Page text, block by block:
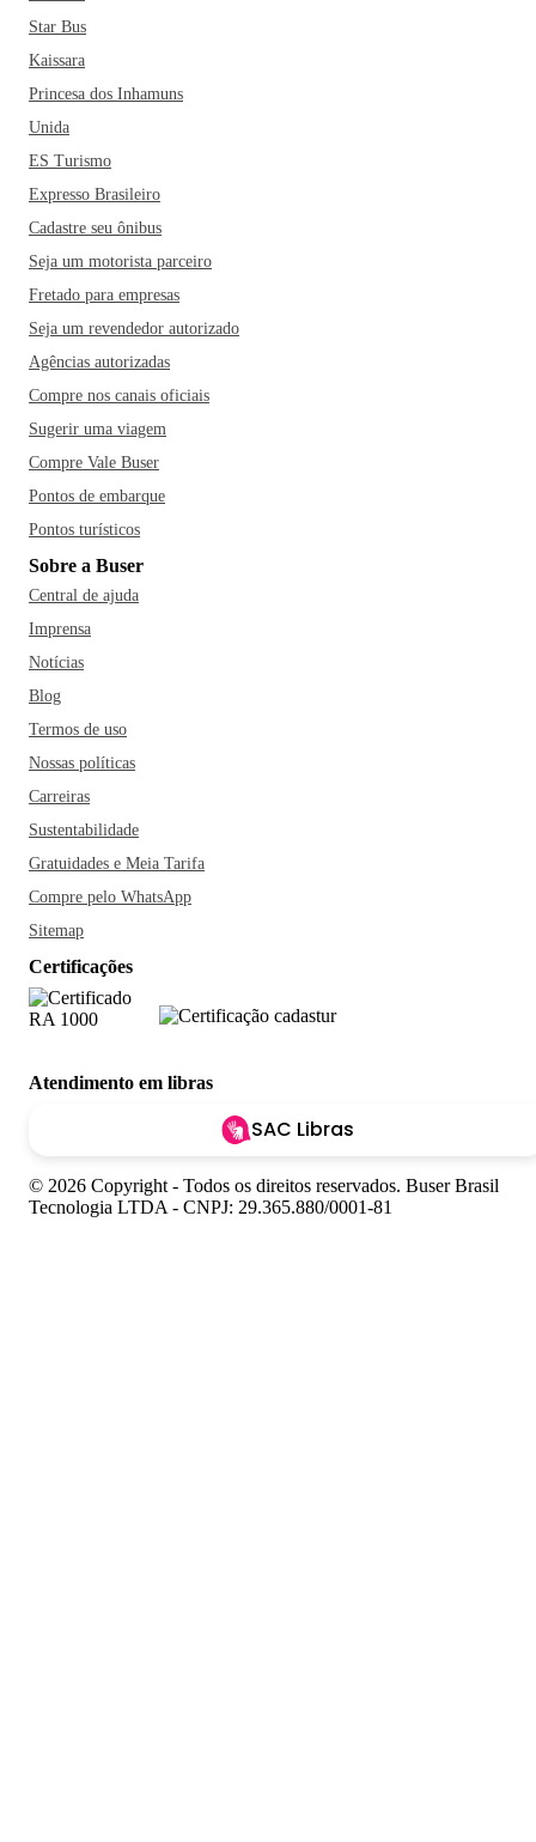
Star Bus
Kaissara
Princesa dos Inhamuns
Unida
ES Turismo
Expresso Brasileiro
Cadastre seu ônibus
Seja um motorista parceiro
Fretado para empresas
Seja um revendedor autorizado
Agências autorizadas
Compre nos canais oficiais
Sugerir uma viagem
Compre Vale Buser
Pontos de embarque
Pontos turísticos
Sobre a Buser
Central de ajuda
Imprensa
Notícias
Blog
Termos de uso
Nossas políticas
Carreiras
Sustentabilidade
Gratuidades e Meia Tarifa
Compre pelo WhatsApp
Sitemap
Certificações
Atendimento em libras
SAC Libras
© 2026 Copyright - Todos os direitos reservados. Buser Brasil
Tecnologia LTDA - CNPJ: 29.365.880/0001-81